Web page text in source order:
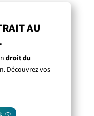
AU
droit du
Découvrez vos